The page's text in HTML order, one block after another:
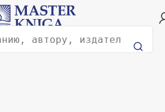
в любую страну мира!
Поиск